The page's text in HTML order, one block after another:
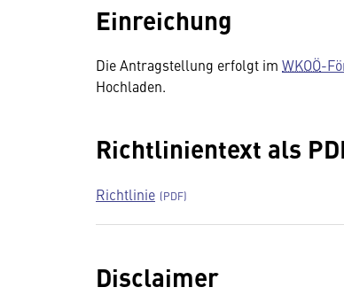
Einreichung
Die Antragstellung erfolgt im WKOÖ-
Hochladen.
Richtlinientext als
Richtlinie
Disclaimer